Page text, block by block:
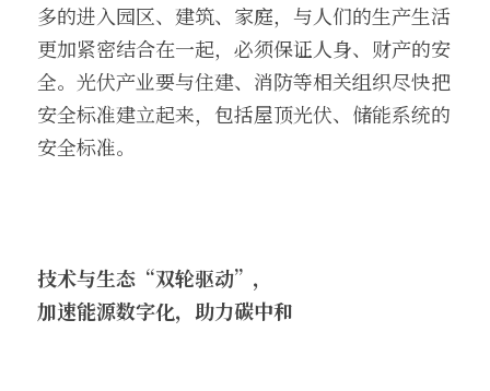
多的进入园区、建筑、家庭，与人们的生产生活
更加紧密结合在一起，必须保证人身、财产的安
全。光伏产业要与住建、消防等相关组织尽快把
安全标准建立起来，包括屋顶光伏、储能系统的
安全标准。
技术与生态“双轮驱动”，
加速能源数字化，助力碳中和